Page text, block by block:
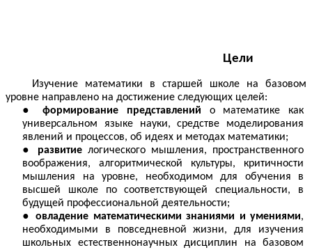
Цели
Изучение математики в старшей школе на базовом
уровне направлено на достижение следующих целей:
формирование представлений о математике как
универсальном языке науки, средстве моделирования
явлений и процессов, об идеях и методах математики;
развитиелогического мышления, пространственного
воображения, алгоритмической культуры, критичности
мышления на уровне, необходимом для обучения в
высшей школе по соответствующей специальности, в
будущей профессиональной деятельности;
овладение математическими знаниями и умениями,
необходимыми в повседневной жизни, для изучения
школьных естественнонаучных дисциплин на базовом